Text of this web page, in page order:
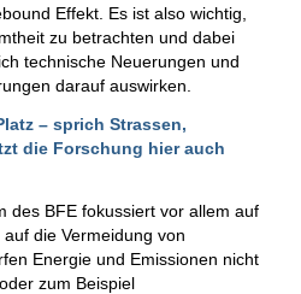
Effekt. Es ist also wichtig,
zu betrachten und dabei
technische Neuerungen und
darauf auswirken.
– sprich Strassen,
die Forschung hier auch
des BFE fokussiert vor allem auf
die Vermeidung von
Energie und Emissionen nicht
zum Beispiel